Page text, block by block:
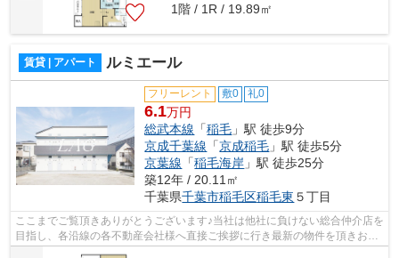
1階 / 1R / 19.89㎡
賃貸 | アパート ルミエール
フリーレント 敷0 礼0
6.1万円
総武本線 「稲毛 」駅 徒歩9分
京成千葉線 「京成稲毛 」駅 徒歩5分
京葉線 「稲毛海岸 」駅 徒歩25分
築12年 / 20.11㎡
千葉県千葉市稲毛区稲毛東 ５丁目
ここまでご覧頂きありがとうございます♪当社は他社に負けない総合仲介店を
目指し、各沿線の各不動産会社様へ直接ご挨拶に行き最新の物件を頂きお客
様へ提供しております！最新の情報は...